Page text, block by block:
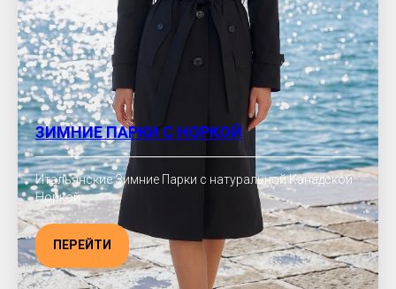
ЗИМНИЕ ПАРКИ С НОРКОЙ
Итальянские Зимние Парки с натуральной Канадской
Норкой
ПЕРЕЙТИ